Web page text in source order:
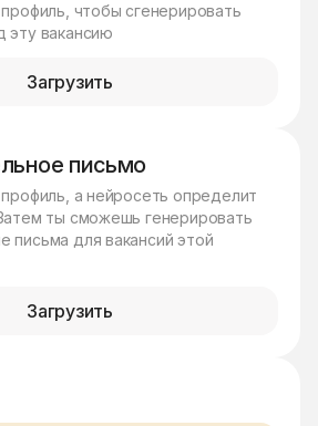
чтобы сгенерировать
эту вакансию
Загрузить
письмо
а нейросеть определит
ты сможешь генерировать
письма для вакансий этой
Загрузить